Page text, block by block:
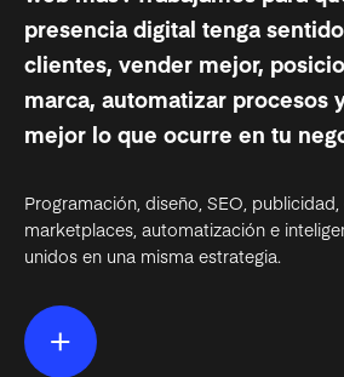
presencia digital tenga
clientes, vender mejor,
marca, automatizar procesos
mejor lo que ocurre en tu
Programación, diseño, SEO,
marketplaces, automatización e
unidos en una misma estrategia.